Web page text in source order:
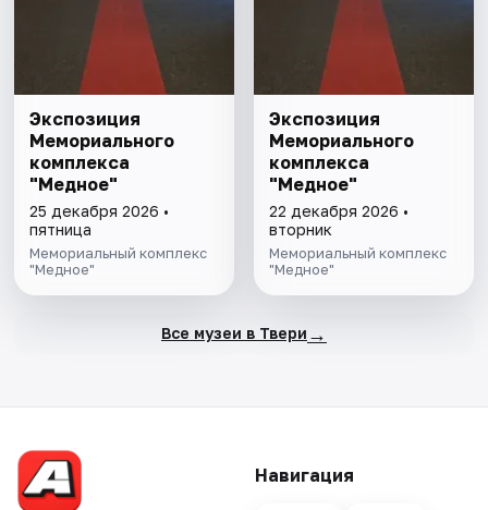
Экспозиция
Мемориального
комплекса
"Медное"
25 декабря 2026 •
пятница
Мемориальный комплекс
"Медное"
Экспозиция
Мемориального
комплекса
"Медное"
22 декабря 2026 •
вторник
Мемориальный комплекс
"Медное"
Все музеи в Твери →
Навигация